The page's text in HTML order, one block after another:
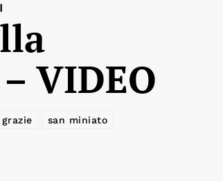
VIDEO
san miniato